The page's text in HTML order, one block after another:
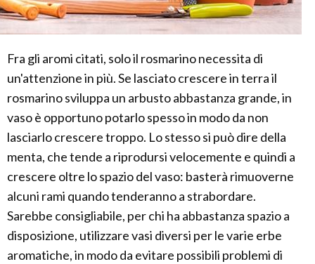
Fra gli aromi citati, solo il rosmarino necessita di
un'attenzione in più. Se lasciato crescere in terra il
rosmarino sviluppa un arbusto abbastanza grande, in
vaso è opportuno potarlo spesso in modo da non
lasciarlo crescere troppo. Lo stesso si può dire della
menta, che tende a riprodursi velocemente e quindi a
crescere oltre lo spazio del vaso: basterà rimuoverne
alcuni rami quando tenderanno a strabordare.
Sarebbe consigliabile, per chi ha abbastanza spazio a
disposizione, utilizzare vasi diversi per le varie erbe
aromatiche, in modo da evitare possibili problemi di